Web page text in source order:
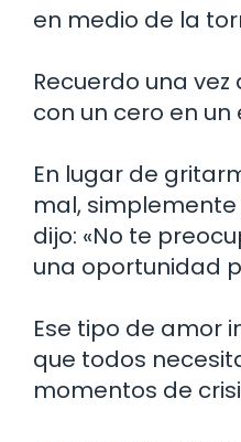
en medio de la
Recuerdo una
con un cero en un
En lugar de
mal,
dijo: «No te
una oportunidad
Ese tipo de amor
que todos
momentos de